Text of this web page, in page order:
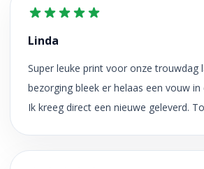
Linda
Super leuke print voor onze trouwdag
bezorging bleek er helaas een vouw
Ik kreeg direct een nieuwe geleverd.